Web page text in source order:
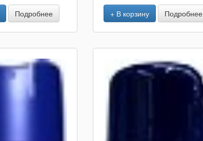
Подробнее + В корзину Подробнее